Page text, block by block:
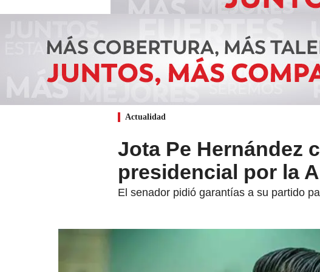
Actualidad
Jota Pe Hernández
presidencial por la
El senador pidió garantías a su partido